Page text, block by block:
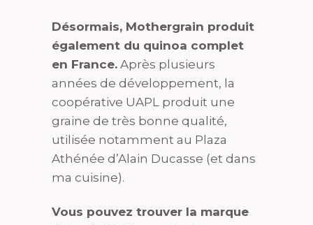
Désormais, Mothergrain produit
également du quinoa complet
en France. Après plusieurs
années de développement, la
coopérative UAPL produit une
graine de très bonne qualité,
utilisée notamment au Plaza
Athénée d’Alain Ducasse (et dans
ma cuisine).
Vous pouvez trouver la marque